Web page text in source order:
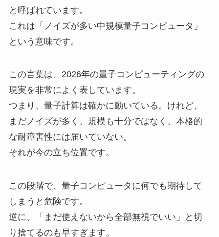
と呼ばれています。
これは「ノイズが多い中規模量子コンピュータ」
という意味です。
この言葉は、2026年の量子コンピューティングの
現実を非常によく表しています。
つまり、量子計算は確かに動いている。けれど、
まだノイズが多く、規模も十分ではなく、本格的
な耐障害性には届いていない。
それが今の立ち位置です。
この段階で、量子コンピュータに何でも期待して
しまうと危険です。
逆に、「まだ使えないから全部無視でいい」と切
り捨てるのも早すぎます。